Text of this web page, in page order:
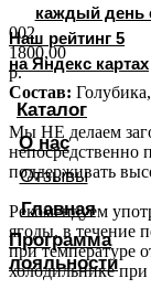
каждый день
Наш рейтинг 5
на Яндекс картах
Каталог
О нас
Отзывы
Главная
Программа
лояльности
002
1800,00
р.
Состав:
Мы НЕ делаем
непосредственно
поддерживать
Рекомендуем
ягоды, в течение
при температуре
холодильнике